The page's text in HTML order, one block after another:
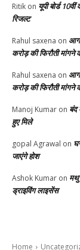
Ritik on यूपी बोर्ड
रिजल्ट
Rahul saxena on
करोड़ की फिरौती मांगने
Rahul saxena on
करोड़ की फिरौती मांगने
Manoj Kumar on बंद
हुए मिले
gopal Agrawal on
जाएंगे होश
Ashok Kumar on
ड्राइविंग लाइसेंस